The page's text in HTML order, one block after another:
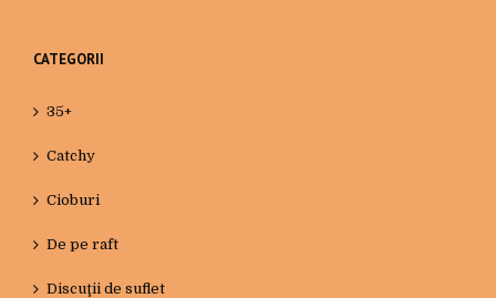
CATEGORII
35+
Catchy
Cioburi
De pe raft
Discuţii de suflet